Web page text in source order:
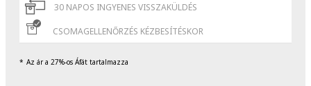
30 NAPOS INGYENES VISSZAKÜLDÉS
CSOMAGELLENŐRZÉS KÉZBESÍTÉSKOR
Az ár a 27%-os Áfát tartalmazza